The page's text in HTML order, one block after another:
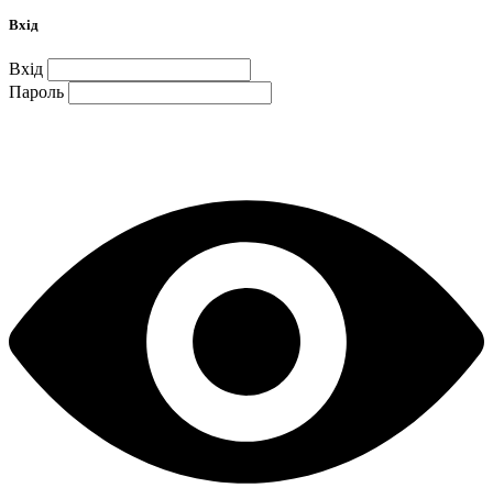
Вхід
Вхід
Пароль